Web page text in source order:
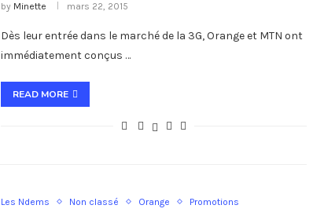
by Minette mars 22, 2015
Dès leur entrée dans le marché de la 3G, Orange et MTN ont
immédiatement conçus …
READ MORE
Les Ndems Non classé Orange Promotions